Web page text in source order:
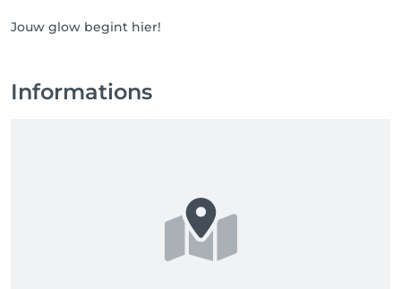
Jouw glow begint hier!
Informations